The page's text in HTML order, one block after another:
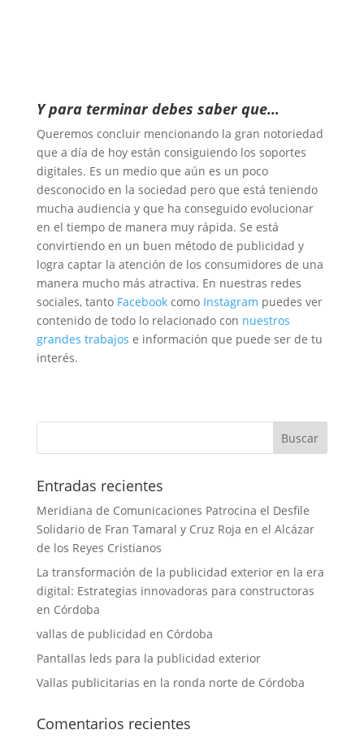
Y para terminar debes saber que…
Queremos concluir mencionando la gran notoriedad
que a día de hoy están consiguiendo los soportes
digitales. Es un medio que aún es un poco
desconocido en la sociedad pero que está teniendo
mucha audiencia y que ha conseguido evolucionar
en el tiempo de manera muy rápida. Se está
convirtiendo en un buen método de publicidad y
logra captar la atención de los consumidores de una
manera mucho más atractiva. En nuestras redes
sociales, tanto Facebook como Instagram puedes ver
contenido de todo lo relacionado con nuestros
grandes trabajos e información que puede ser de tu
interés.
Entradas recientes
Meridiana de Comunicaciones Patrocina el Desfile
Solidario de Fran Tamaral y Cruz Roja en el Alcázar
de los Reyes Cristianos
La transformación de la publicidad exterior en la era
digital: Estrategias innovadoras para constructoras
en Córdoba
vallas de publicidad en Córdoba
Pantallas leds para la publicidad exterior
Vallas publicitarias en la ronda norte de Córdoba
Comentarios recientes